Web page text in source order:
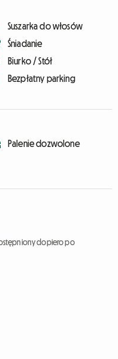
Suszarka do włosów
Śniadanie
Biurko / Stół
Bezpłatny parking
Palenie dozwolone
dopiero po